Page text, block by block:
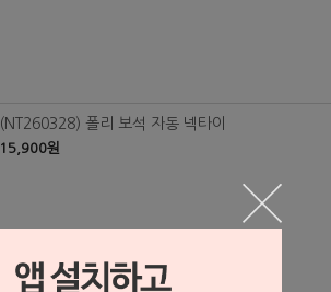
(NT260328) 폴리 보석 자동 넥타이
15,900원